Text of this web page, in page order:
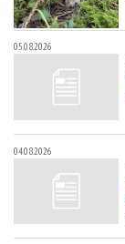
05.08.2026
04.08.2026